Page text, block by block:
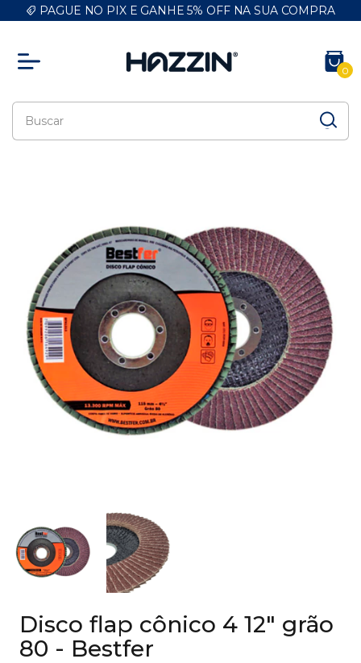
PAGUE NO PIX E GANHE 5% OFF NA SUA COMPRA
0
Disco flap cônico 4 12" grão
80 - Bestfer